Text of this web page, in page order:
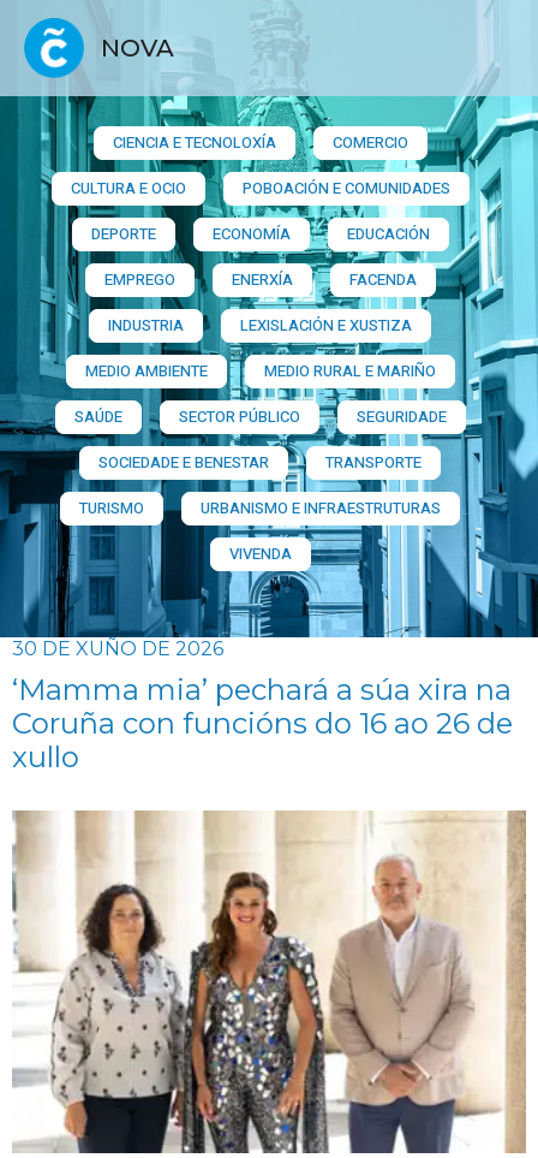
NOVA
CIENCIA E TECNOLOXÍA
COMERCIO
CULTURA E OCIO
POBOACIÓN E COMUNIDADES
DEPORTE
ECONOMÍA
EDUCACIÓN
EMPREGO
ENERXÍA
FACENDA
INDUSTRIA
LEXISLACIÓN E XUSTIZA
MEDIO AMBIENTE
MEDIO RURAL E MARIÑO
SAÚDE
SECTOR PÚBLICO
SEGURIDADE
SOCIEDADE E BENESTAR
TRANSPORTE
TURISMO
URBANISMO E INFRAESTRUTURAS
VIVENDA
30 DE XUÑO DE 2026
‘Mamma mia’ pechará a súa xira na
Coruña con funcións do 16 ao 26 de
xullo